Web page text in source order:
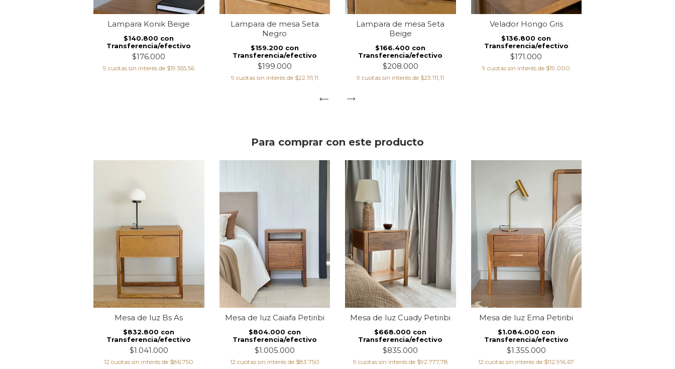
Lampara Konik Beige
$176.000
$140.800 con
Transferencia/efectivo
9 cuotas sin interés de $19.555,56
Lampara de mesa Seta
Negro
$199.000
$159.200 con
Transferencia/efectivo
9 cuotas sin interés de $22.111,11
Lampara de mesa Seta
Beige
$208.000
$166.400 con
Transferencia/efectivo
9 cuotas sin interés de $23.111,11
Velador Hongo Gris
$171.000
$136.800 con
Transferencia/efectivo
9 cuotas sin interés de $19.000
Para comprar con este producto
Mesa de luz Bs As
$1.041.000
$832.800 con
Transferencia/efectivo
12 cuotas sin interés de $86.750
Mesa de luz Caiafa Petiribi
$1.005.000
$804.000 con
Transferencia/efectivo
12 cuotas sin interés de $83.750
Mesa de luz Cuady Petiribi
$835.000
$668.000 con
Transferencia/efectivo
9 cuotas sin interés de $92.777,78
Mesa de luz Ema Petiribi
$1.355.000
$1.084.000 con
Transferencia/efectivo
12 cuotas sin interés de $112.916,67